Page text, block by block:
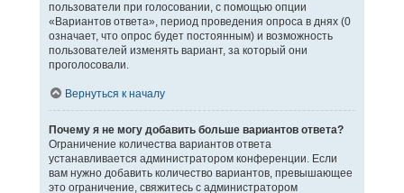
пользователи при голосовании, с помощью опции
«Вариантов ответа», период проведения опроса в днях (0
означает, что опрос будет постоянным) и возможность
пользователей изменять вариант, за который они
проголосовали.
Вернуться к началу
Почему я не могу добавить больше вариантов ответа?
Ограничение количества вариантов ответа
устанавливается администратором конференции. Если
вам нужно добавить количество вариантов, превышающее
это ограничение, свяжитесь с администратором